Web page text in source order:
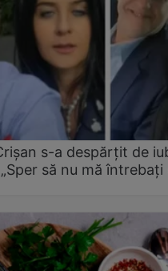
s-a despărțit de
să nu mă întrebați